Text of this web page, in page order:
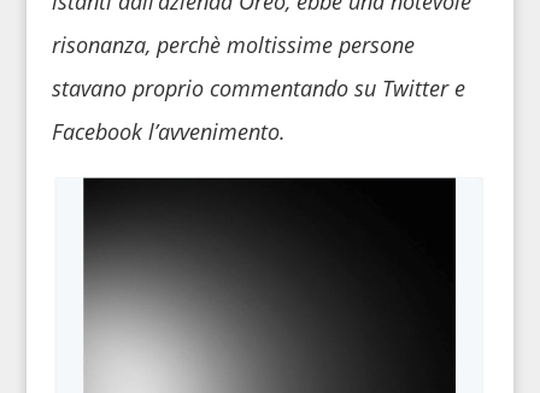
risonanza, perchè moltissime persone
stavano proprio commentando su Twitter e
Facebook l’avvenimento.